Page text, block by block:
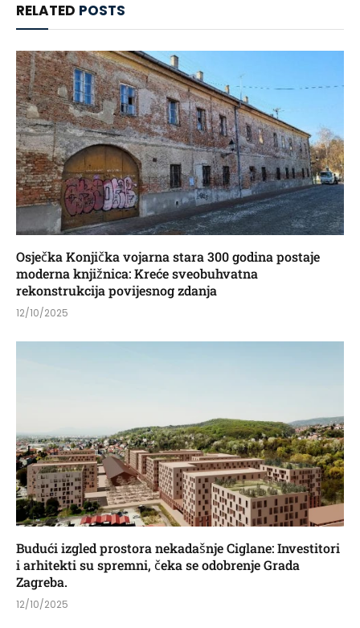
RELATED POSTS
Osječka Konjička vojarna stara 300 godina postaje
moderna knjižnica: Kreće sveobuhvatna
rekonstrukcija povijesnog zdanja
12/10/2025
Budući izgled prostora nekadašnje Ciglane: Investitori
i arhitekti su spremni, čeka se odobrenje Grada
Zagreba.
12/10/2025